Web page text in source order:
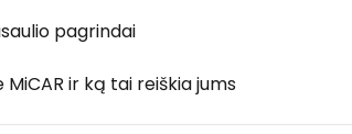
pagrindai
ir ką tai reiškia jums